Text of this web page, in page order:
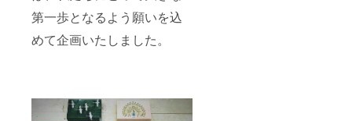
第一歩となるよう願いを込
めて企画いたしました。